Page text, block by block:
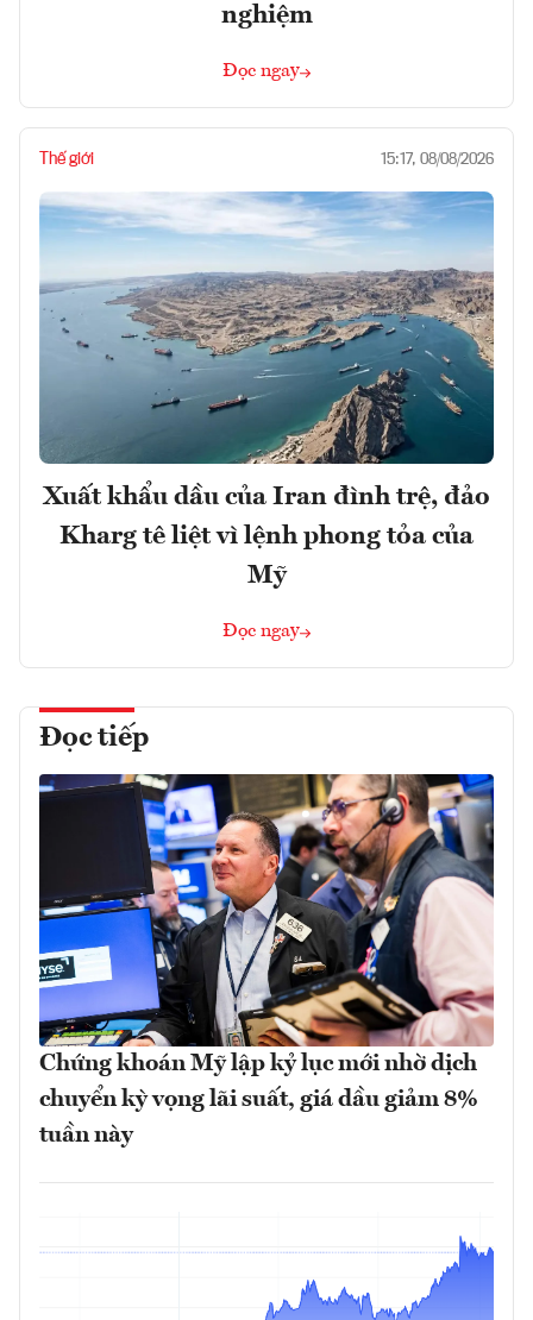
nghiệm
Đọc ngay
Thế giới 15:17, 08/08/2026
Xuất khẩu dầu của Iran đình trệ, đảo
Kharg tê liệt vì lệnh phong tỏa của
Mỹ
Đọc ngay
Đọc tiếp
Chứng khoán Mỹ lập kỷ lục mới nhờ dịch
chuyển kỳ vọng lãi suất, giá dầu giảm 8%
tuần này